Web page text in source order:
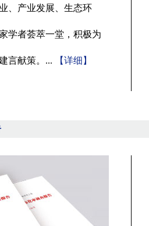
、产业发展、生态环
学者荟萃一堂，积极为
言献策。... 【详细】